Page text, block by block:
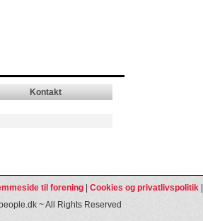
Kontakt
til forening Cookies og privatlivspolitik
~ All Rights Reserved